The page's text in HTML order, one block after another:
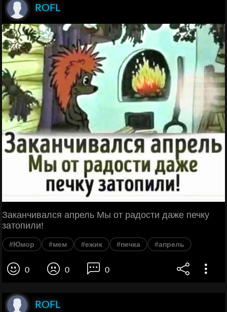
ROFL
Заканчивался апрель Мы от радости даже печку
затопили!
#Юмор #мем #ежик #печка #апрель
0 0 0
ROFL